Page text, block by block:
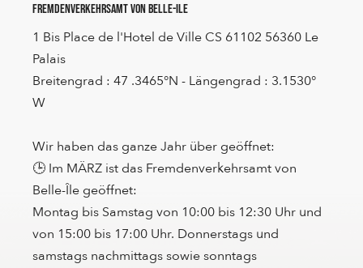
Fremdenverkehrsamt von Belle-Ile
1 Bis Place de l'Hotel de Ville CS 61102 56360 Le
Palais
Breitengrad : 47 .3465°N - Längengrad : 3.1530°
W
Wir haben das ganze Jahr über geöffnet:
🕒 Im MÄRZ ist das Fremdenverkehrsamt von
Belle-Île geöffnet:
Montag bis Samstag von 10:00 bis 12:30 Uhr und
von 15:00 bis 17:00 Uhr. Donnerstags und
samstags nachmittags sowie sonntags